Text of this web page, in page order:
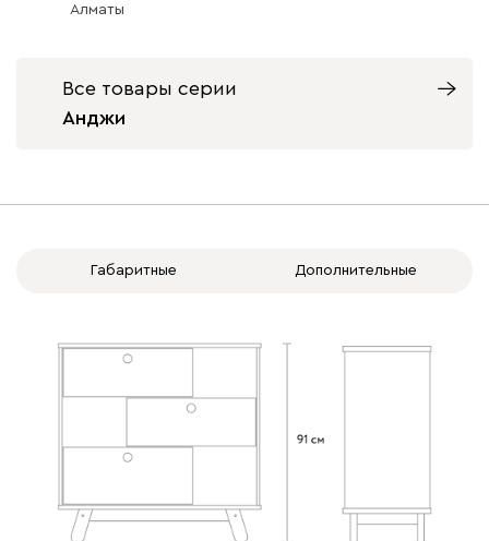
Алматы
Все товары серии
Анджи
Габаритные Дополнительные